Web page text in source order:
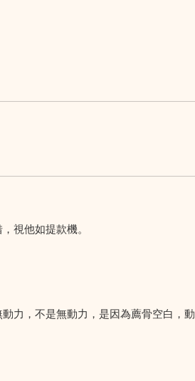
視他如提款機。
力，不是無動力，是因為薦骨空白，動